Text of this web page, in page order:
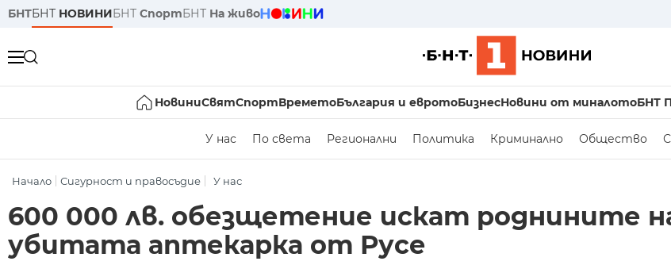
БНТБНТ НОВИНИБНТ СпортБНТ На живо
НовиниСвятСпортВреметоБългария и евротоБизнесНовини от миналотоБНТ
У нас По света Регионални Политика Криминално Общество
Начало Сигурност и правосъдие У нас
600 000 лв. обезщетение искат роднините
убитата аптекарка от Русе